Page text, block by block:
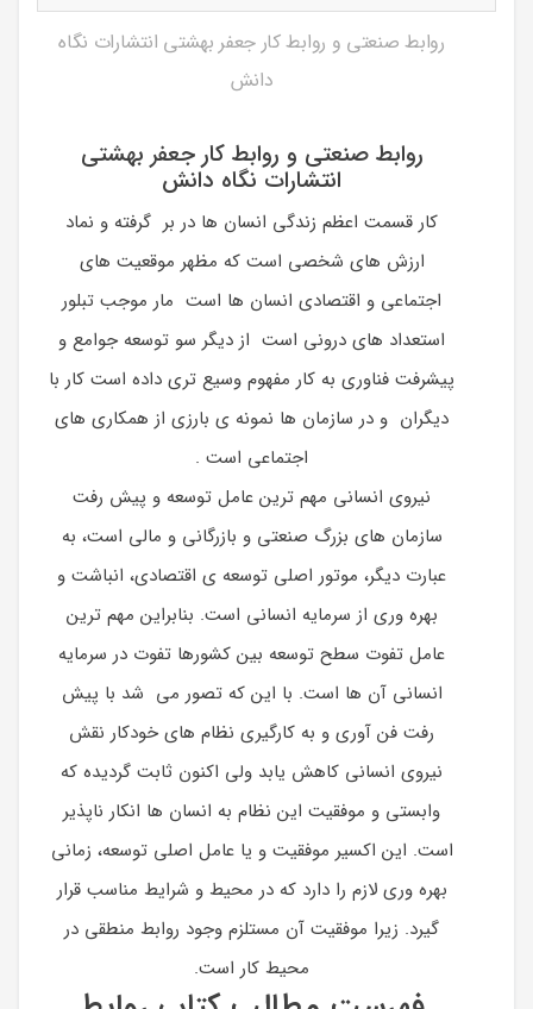
روابط صنعتی و روابط کار جعفر بهشتی انتشارات نگاه
دانش
روابط صنعتی و روابط کار جعفر بهشتی
انتشارات نگاه دانش
کار قسمت اعظم زندگی انسان ها در بر گرفته و نماد
ارزش های شخصی است که مظهر موقعیت های
اجتماعی و اقتصادی انسان ها است مار موجب تبلور
استعداد های درونی است از دیگر سو توسعه جوامع و
پیشرفت فناوری به کار مفهوم وسیع تری داده است کار با
دیگران و در سازمان ها نمونه ی بارزی از همکاری های
اجتماعی است .
نیروی انسانی مهم ترین عامل توسعه و پیش رفت
سازمان های بزرگ صنعتی و بازرگانی و مالی است، به
عبارت دیگر، موتور اصلی توسعه ی اقتصادی، انباشت و
بهره وری از سرمایه انسانی است. بنابراین مهم ترین
عامل تفوت سطح توسعه بین کشورها تفوت در سرمایه
انسانی آن ها است. با این که تصور می شد با پیش
رفت فن آوری و به کارگیری نظام های خودکار نقش
نیروی انسانی کاهش یابد ولی اکنون ثابت گردیده که
وابستی و موفقیت این نظام به انسان ها انکار ناپذیر
است. این اکسیر موفقیت و یا عامل اصلی توسعه، زمانی
بهره وری لازم را دارد که در محیط و شرایط مناسب قرار
گیرد. زیرا موفقیت آن مستلزم وجود روابط منطقی در
محیط کار است.